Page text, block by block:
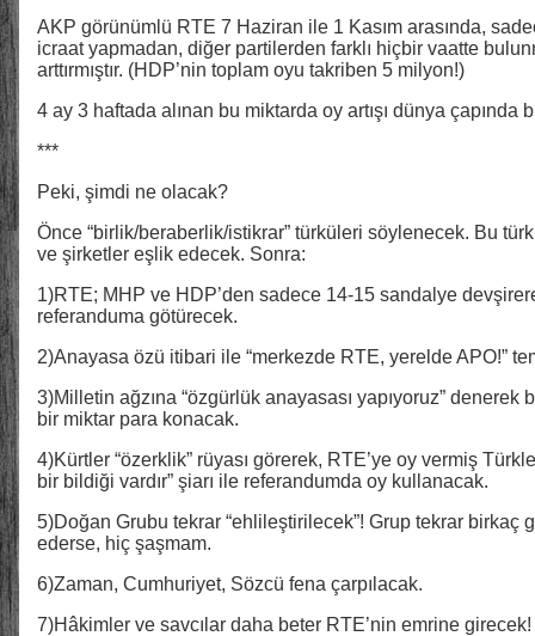
AKP görünümlü RTE 7 Haziran ile 1 Kasım arasında,
icraat yapmadan, diğer partilerden farklı hiçbir vaatte
arttırmıştır. (HDP’nin toplam oyu takriben 5 milyon!)
4 ay 3 haftada alınan bu miktarda oy artışı dünya çapında
***
Peki, şimdi ne olacak?
Önce “birlik/beraberlik/istikrar” türküleri söylenecek. Bu
ve şirketler eşlik edecek. Sonra:
1)RTE; MHP ve HDP’den sadece 14-15 sandalye
referanduma götürecek.
2)Anayasa özü itibari ile “merkezde RTE, yerelde APO!”
3)Milletin ağzına “özgürlük anayasası yapıyoruz”
bir miktar para konacak.
4)Kürtler “özerklik” rüyası görerek, RTE’ye oy vermiş
bir bildiği vardır” şiarı ile referandumda oy kullanacak.
5)Doğan Grubu tekrar “ehlileştirilecek”! Grup tekrar birkaç
ederse, hiç şaşmam.
6)Zaman, Cumhuriyet, Sözcü fena çarpılacak.
7)Hâkimler ve savcılar daha beter RTE’nin emrine girecek!